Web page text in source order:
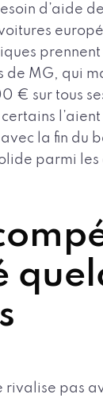
d’aide
de MG, qui
€ sur tous
la fin du
parmi les
rivalise pas